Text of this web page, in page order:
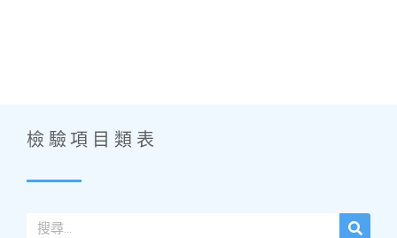
檢驗項目類表